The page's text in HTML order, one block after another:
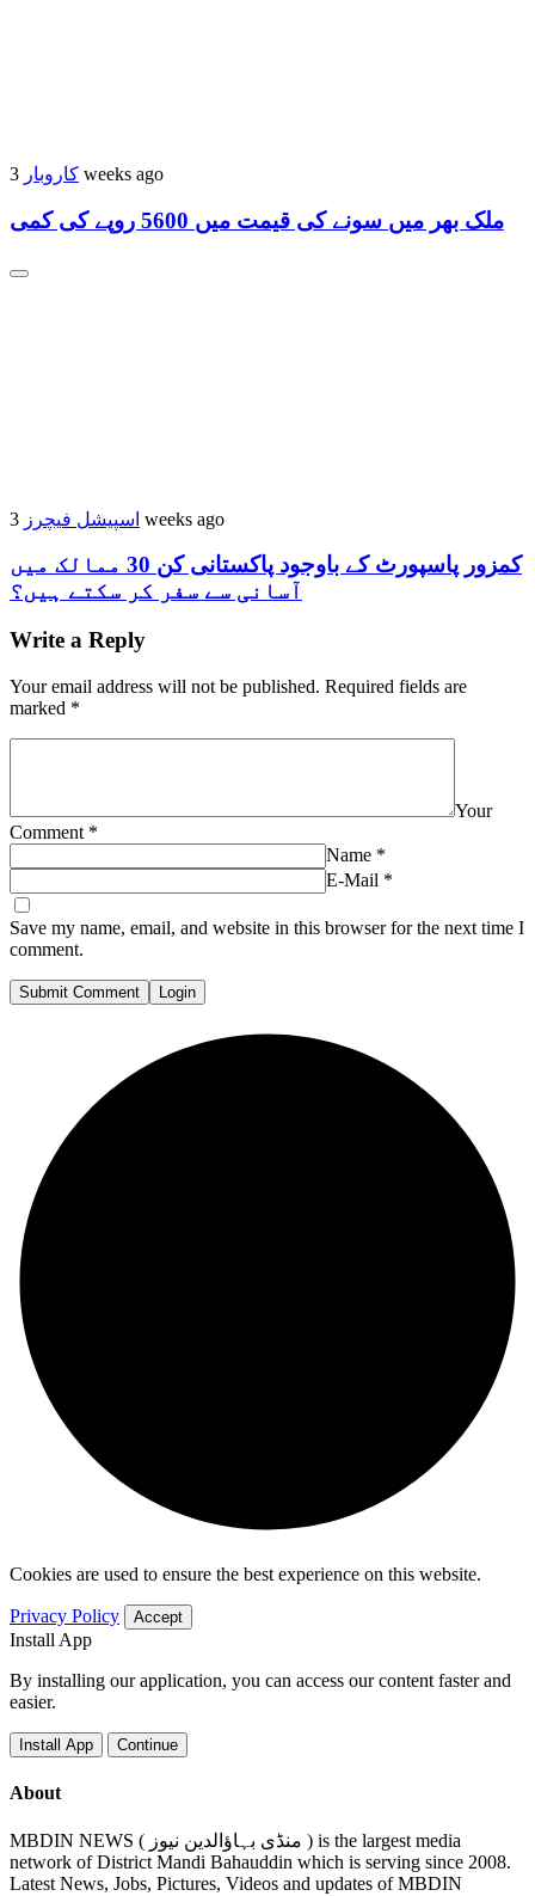
کاروبار 3 weeks ago
ملک بھر میں سونے کی قیمت میں 5600 روپے کی کمی
اسپیشل فیچرز 3 weeks ago
کمزور پاسپورٹ کے باوجود پاکستانی کن 30 ممالک میں
آسانی سے سفر کر سکتے ہیں؟
Write a Reply
Your email address will not be published. Required fields are
marked *
Your
Comment *
Name *
E-Mail *
Save my name, email, and website in this browser for the next time I
comment.
Submit Comment Login
Cookies are used to ensure the best experience on this website.
Privacy Policy Accept
Install App
By installing our application, you can access our content faster and
easier.
Install App Continue
About
MBDIN NEWS ( منڈی بہاؤالدین نیوز ) is the largest media
network of District Mandi Bahauddin which is serving since 2008.
Latest News, Jobs, Pictures, Videos and updates of MBDIN